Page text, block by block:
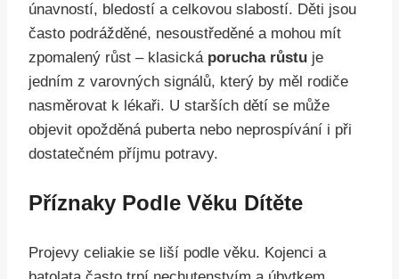
únavností, bledostí a celkovou slabostí. Děti jsou
často podrážděné, nesoustředěné a mohou mít
zpomalený růst – klasická porucha růstu je
jedním z varovných signálů, který by měl rodiče
nasměrovat k lékaři. U starších dětí se může
objevit opožděná puberta nebo neprospívání i při
dostatečném příjmu potravy.
Příznaky Podle Věku Dítěte
Projevy celiakie se liší podle věku. Kojenci a